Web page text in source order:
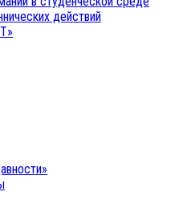
действий